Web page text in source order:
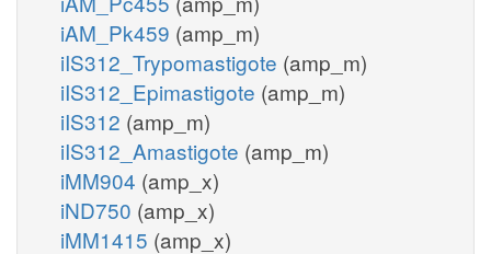
iAM_Pk459 (amp_m)
iIS312_Trypomastigote (amp_m)
iIS312_Epimastigote (amp_m)
iIS312 (amp_m)
iIS312_Amastigote (amp_m)
iMM904 (amp_x)
iND750 (amp_x)
iMM1415 (amp_x)